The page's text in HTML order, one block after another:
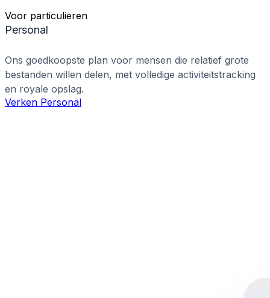
Voor particulieren
Personal
Ons goedkoopste plan voor mensen die relatief grote
bestanden willen delen, met volledige activiteitstracking
en royale opslag.
Verken Personal